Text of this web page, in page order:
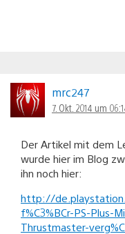
mrc247
7. Okt. 2014 um
Der Artikel mit dem
wurde hier im Blog
ihn noch hier:
http://
f%C3%BCr-PS-Plus-
Thrustmaster-